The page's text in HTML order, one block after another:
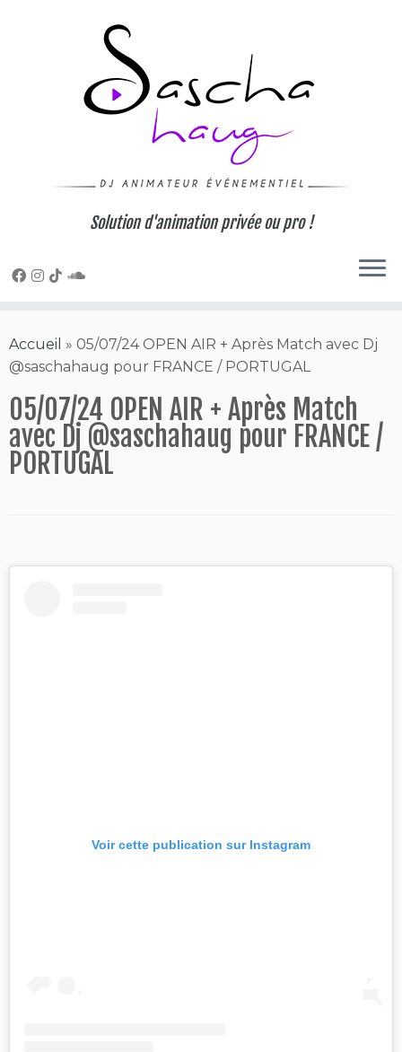
Solution d'animation privée ou pro !
Accueil » 05/07/24 OPEN AIR + Après Match avec Dj
@saschahaug pour FRANCE / PORTUGAL
05/07/24 OPEN AIR + Après Match
avec Dj @saschahaug pour FRANCE /
PORTUGAL
Voir cette publication sur Instagram